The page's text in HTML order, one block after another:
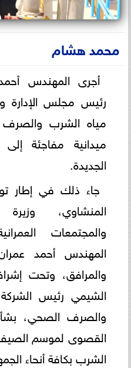
محمد هشام
أجرى المهندس
رئيس مجلس الإدارة
مياه الشرب والصرف
ميدانية مفاجئة
الجديدة.
جاء ذلك في إطار
المنشاوي،
والمجتمعات
المهندس أحمد
والمرافق، وتحت
الشيمي رئيس
والصرف الصحي،
القصوى لموسم
الشرب بكافة أنحاء